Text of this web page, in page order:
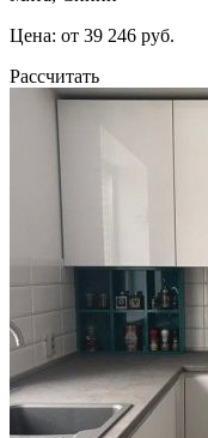
Цена: от 39 246 руб.
Рассчитать